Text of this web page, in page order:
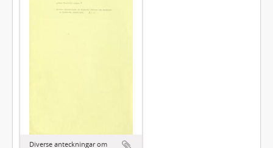
Diverse anteckningar om